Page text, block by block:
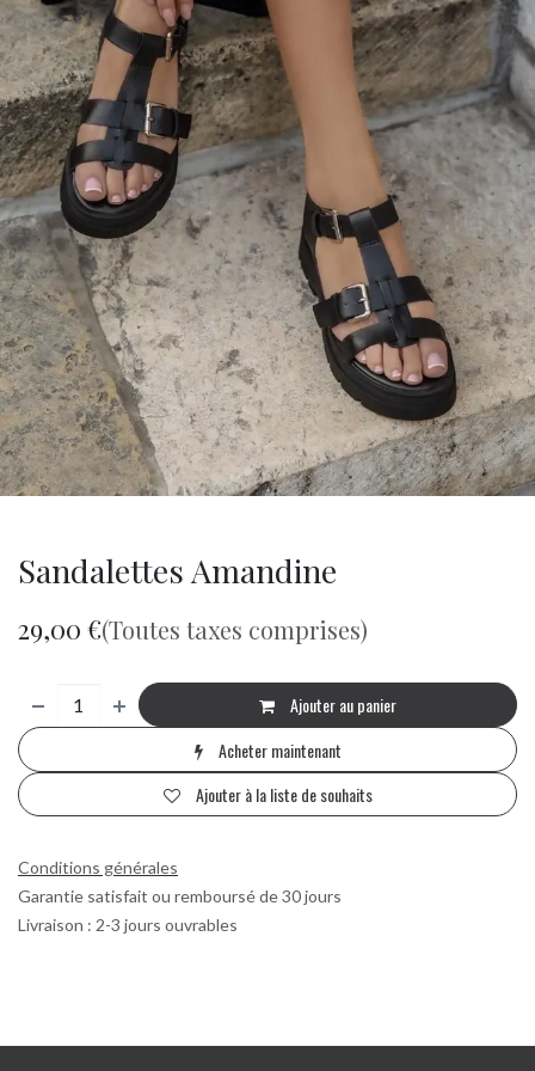
Sandalettes Amandine
29,00 €(Toutes taxes comprises)
Ajouter au panier
Acheter maintenant
Ajouter à la liste de souhaits
Conditions générales
Garantie satisfait ou remboursé de 30 jours
Livraison : 2-3 jours ouvrables